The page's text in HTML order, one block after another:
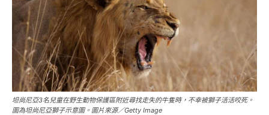
坦尚尼亞3名兒童在野生動物保護區附近尋找走失的牛隻時，不幸被獅子活活咬死。
圖為坦尚尼亞獅子示意圖。圖片來源／Getty Image